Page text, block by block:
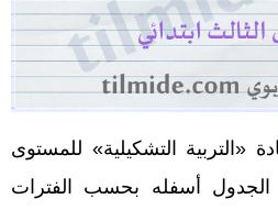
التشكيلية» للمستوى
الجدول أسفله بحسب الفترات